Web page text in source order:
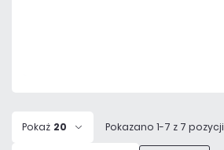
Pokaż 20 Pokazano 1-7 z 7 pozycji